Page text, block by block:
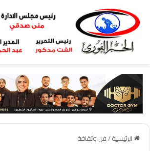
الرئيسية/فن وثقافة